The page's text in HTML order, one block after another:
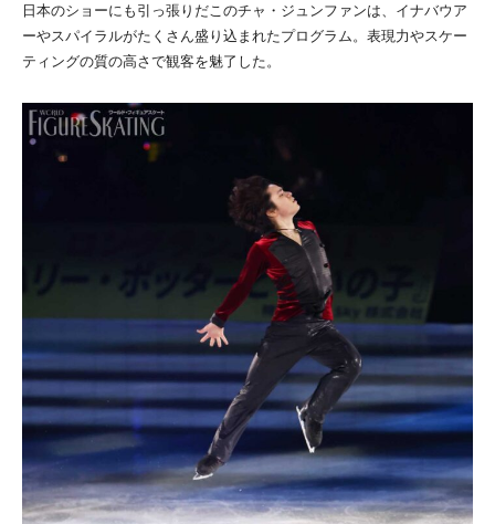
日本のショーにも引っ張りだこのチャ・ジュンファンは、イナバウア
ーやスパイラルがたくさん盛り込まれたプログラム。表現力やスケー
ティングの質の高さで観客を魅了した。